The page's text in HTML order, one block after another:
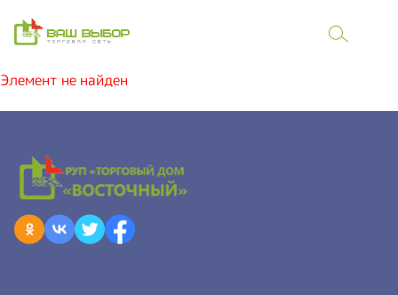
Элемент не найден